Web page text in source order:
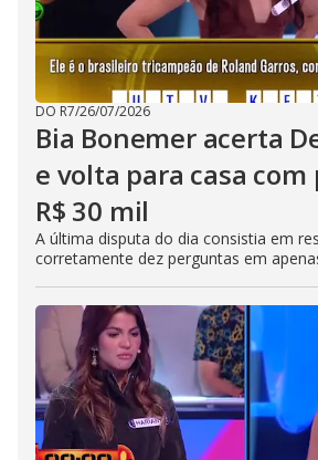
DO R7/26/07/2026
Bia Bonemer acerta
e volta para casa
R$ 30 mil
A última disputa do dia consistia em
corretamente dez perguntas em